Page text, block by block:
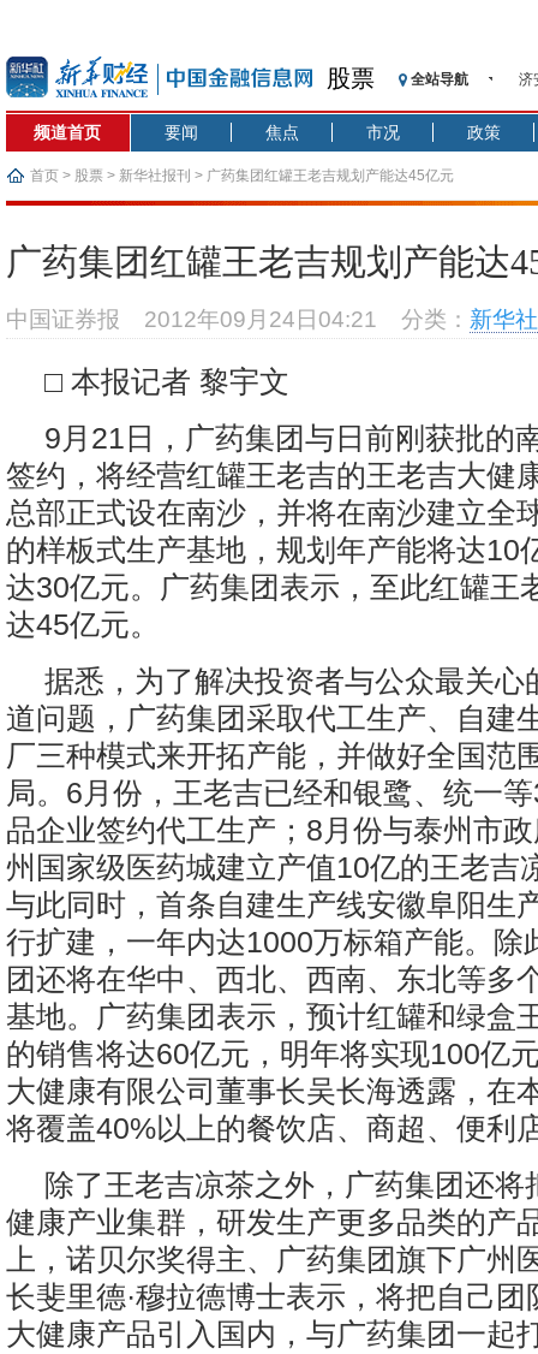
股票 全站导航
济
【
济
在
基
频道首页 要闻 焦点 市况 政策
首页 > 股票 > 新华社报刊 > 广药集团红罐王老吉规划产能达45亿元
广药集团红罐王老吉规划产能达
中国证券报 2012年09月24日04:21 分类： 新华
□ 本报记者 黎宇文
9月21日，广药集团与日前刚获批的
签约，将经营红罐王老吉的王老吉大健
总部正式设在南沙，并将在南沙建立全
的样板式生产基地，规划年产能将达10
达30亿元。广药集团表示，至此红罐王
达45亿元。
据悉，为了解决投资者与公众最关心
道问题，广药集团采取代工生产、自建
厂三种模式来开拓产能，并做好全国范
局。6月份，王老吉已经和银鹭、统一
品企业签约代工生产；8月份与泰州市
州国家级医药城建立产值10亿的王老吉
与此同时，首条自建生产线安徽阜阳生
行扩建，一年内达1000万标箱产能。除
团还将在华中、西北、西南、东北等多
基地。广药集团表示，预计红罐和绿盒
的销售将达60亿元，明年将实现100亿
大健康有限公司董事长吴长海透露，在
将覆盖40%以上的餐饮店、商超、便利
除了王老吉凉茶之外，广药集团还将
健康产业集群，研发生产更多品类的产
上，诺贝尔奖得主、广药集团旗下广州
长斐里德·穆拉德博士表示，将把自己
大健康产品引入国内，与广药集团一起